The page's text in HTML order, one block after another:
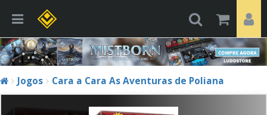
Jogos Cara a Cara As Aventuras de Poliana